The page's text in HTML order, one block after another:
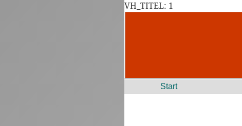
VH_TITEL: 1
Start